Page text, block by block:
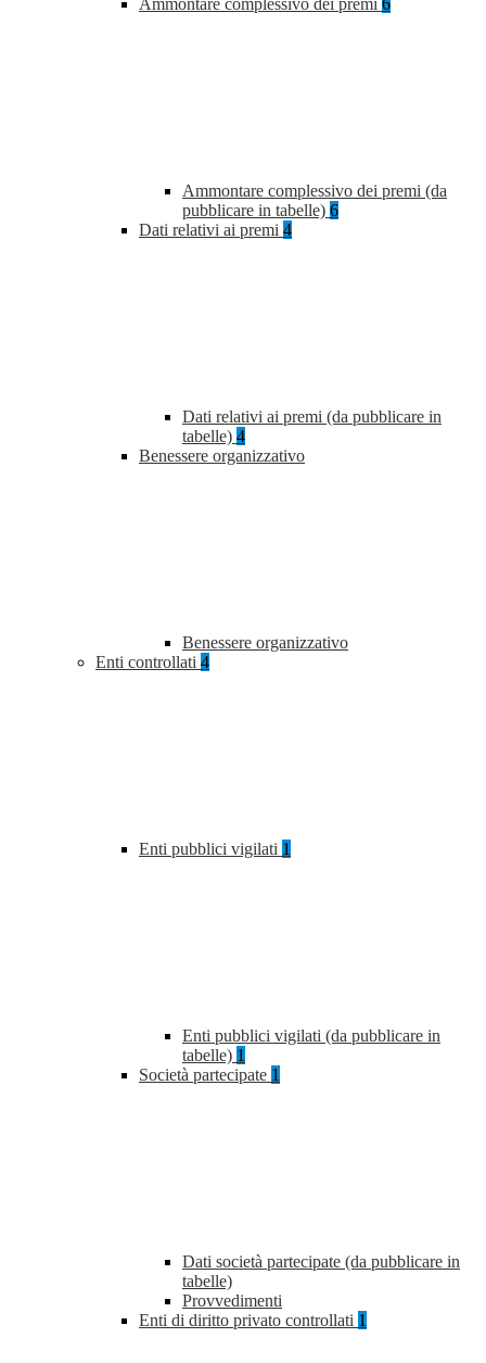
Ammontare complessivo dei premi 6
Ammontare complessivo dei premi (da
pubblicare in tabelle) 6
Dati relativi ai premi 4
Dati relativi ai premi (da pubblicare in
tabelle) 4
Benessere organizzativo
Benessere organizzativo
Enti controllati 4
Enti pubblici vigilati 1
Enti pubblici vigilati (da pubblicare in
tabelle) 1
Società partecipate 1
Dati società partecipate (da pubblicare in
tabelle)
Provvedimenti
Enti di diritto privato controllati 1